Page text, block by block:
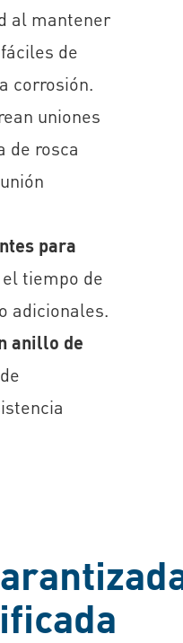
al mantener
de
corrosión.
uniones
de rosca
para
tiempo de
adicionales.
anillo de